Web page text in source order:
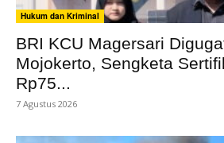
Hukum dan Kriminal
BRI KCU Magersari
Mojokerto, Sengketa
Rp75...
7 Agustus 2026